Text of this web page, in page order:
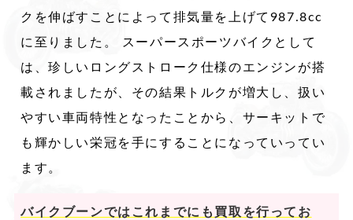
クを伸ばすことによって排気量を上げて987.8cc
に至りました。 スーパースポーツバイクとして
は、珍しいロングストローク仕様のエンジンが搭
載されましたが、その結果トルクが増大し、扱い
やすい車両特性となったことから、サーキットで
も輝かしい栄冠を手にすることになっていってい
ます。
バイクブーンではこれまでにも買取を行ってお